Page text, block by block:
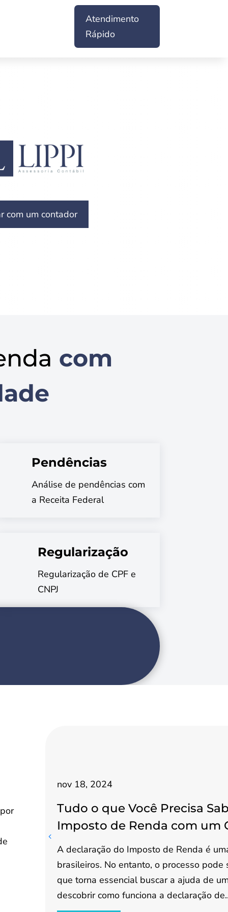
Atendimento
Rápido
com um contador
com
Pendências
Análise de pendências com
a Receita Federal
Regularização
Regularização de CPF e
CNPJ
nov 18, 2024
Tudo o que Você Precisa
Imposto de Renda com um
A declaração do Imposto de Renda é
brasileiros. No entanto, o processo
que torna essencial buscar a ajuda de
descobrir como funciona a declaração